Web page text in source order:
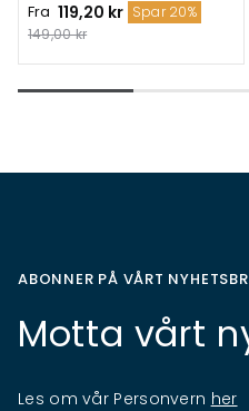
Fra 119,20 kr Spar 20%
149,00 kr
ABONNER PÅ VÅRT
Motta vårt
Les om vår Personvern her